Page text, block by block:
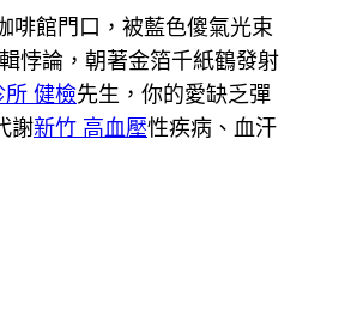
啡館門口，被藍色傻氣光束
悖論，朝著金箔千紙鶴發射
所 健檢先生，你的愛缺乏彈
謝新竹 高血壓性疾病、血汗